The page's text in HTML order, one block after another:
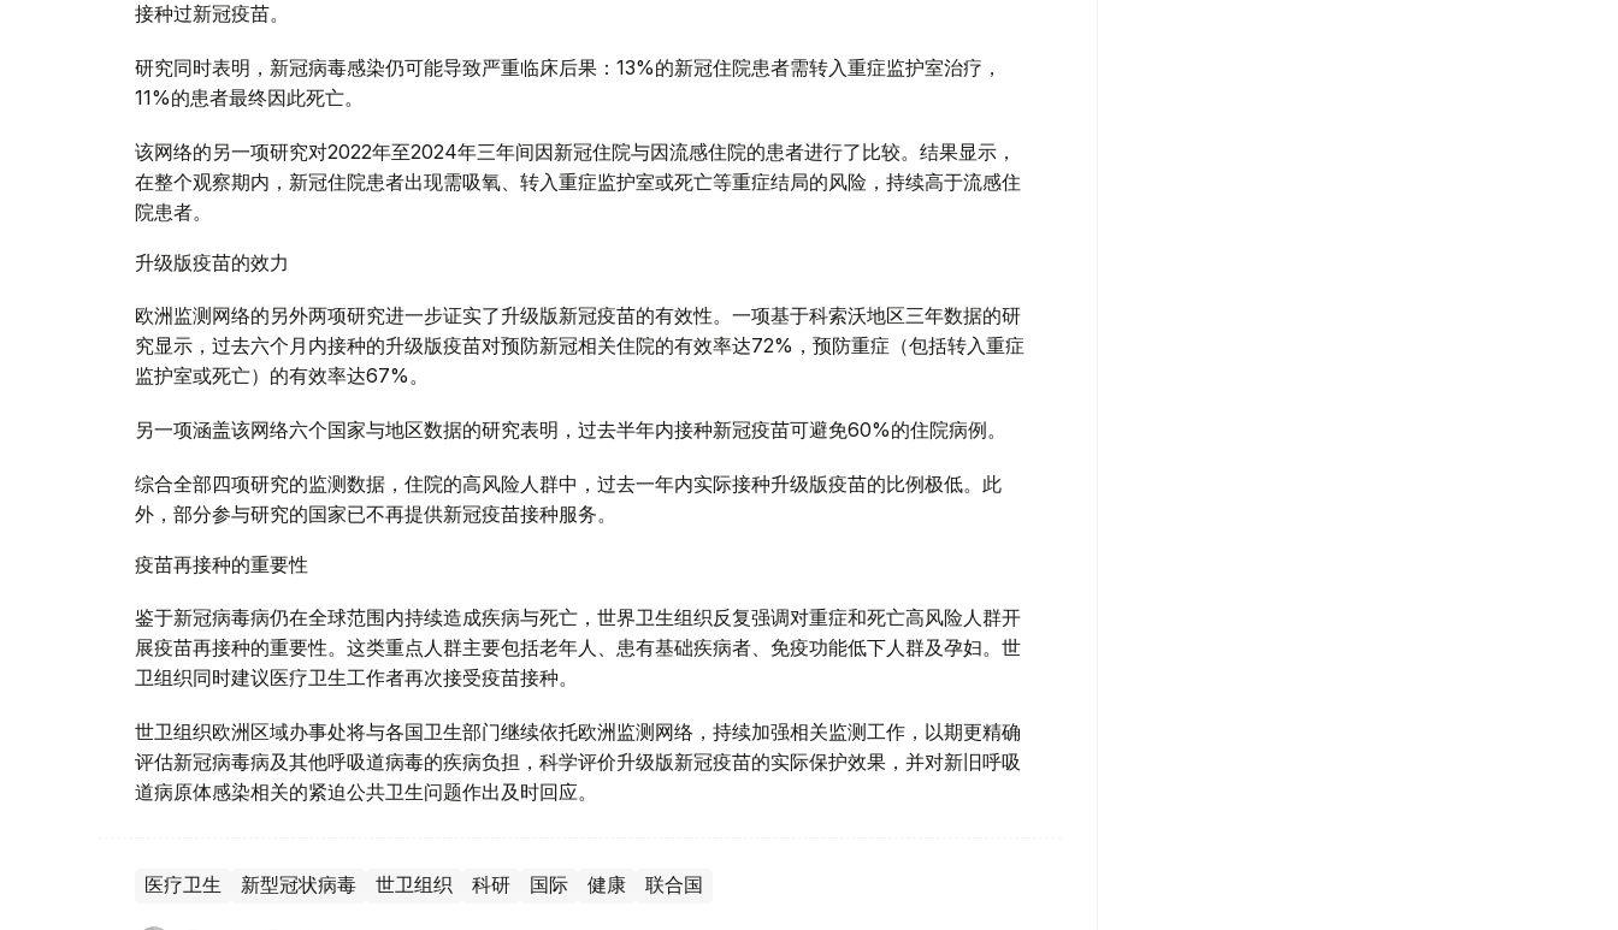
接种过新冠疫苗。
研究同时表明，新冠病毒感染仍可能导致严重临床后果：13%的新冠住院患者需转入重症监护室治疗，
11%的患者最终因此死亡。
该网络的另一项研究对2022年至2024年三年间因新冠住院与因流感住院的患者进行了比较。结果显示，
在整个观察期内，新冠住院患者出现需吸氧、转入重症监护室或死亡等重症结局的风险，持续高于流感住
院患者。
升级版疫苗的效力
欧洲监测网络的另外两项研究进一步证实了升级版新冠疫苗的有效性。一项基于科索沃地区三年数据的研
究显示，过去六个月内接种的升级版疫苗对预防新冠相关住院的有效率达72%，预防重症（包括转入重症
监护室或死亡）的有效率达67%。
另一项涵盖该网络六个国家与地区数据的研究表明，过去半年内接种新冠疫苗可避免60%的住院病例。
综合全部四项研究的监测数据，住院的高风险人群中，过去一年内实际接种升级版疫苗的比例极低。此
外，部分参与研究的国家已不再提供新冠疫苗接种服务。
疫苗再接种的重要性
鉴于新冠病毒病仍在全球范围内持续造成疾病与死亡，世界卫生组织反复强调对重症和死亡高风险人群开
展疫苗再接种的重要性。这类重点人群主要包括老年人、患有基础疾病者、免疫功能低下人群及孕妇。世
卫组织同时建议医疗卫生工作者再次接受疫苗接种。
世卫组织欧洲区域办事处将与各国卫生部门继续依托欧洲监测网络，持续加强相关监测工作，以期更精确
评估新冠病毒病及其他呼吸道病毒的疾病负担，科学评价升级版新冠疫苗的实际保护效果，并对新旧呼吸
道病原体感染相关的紧迫公共卫生问题作出及时回应。
医疗卫生 新型冠状病毒 世卫组织 科研 国际 健康 联合国